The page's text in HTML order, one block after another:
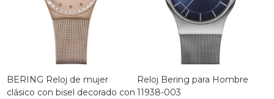
BERING Reloj de mujer
clásico con bisel decorado con
Reloj Bering para Hombre
11938-003